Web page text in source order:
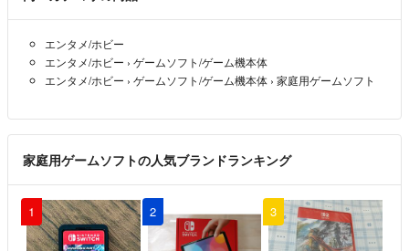
エンタメ/ホビー
エンタメ/ホビー › ゲームソフト/ゲーム機本体
エンタメ/ホビー › ゲームソフト/ゲーム機本体 › 家庭用ゲームソフト
家庭用ゲームソフトの人気ブランドランキング
1 2 3